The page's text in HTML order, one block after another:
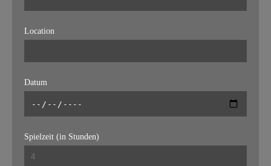
Location
Datum
Spielzeit (in Stunden)